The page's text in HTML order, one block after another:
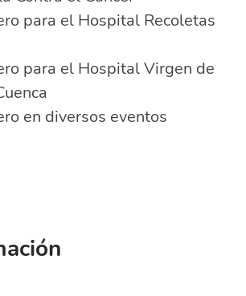
para el Hospital Recoletas
para el Hospital Virgen de
en diversos eventos